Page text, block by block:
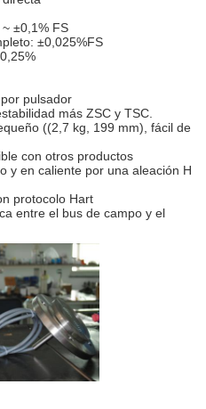
±0,1% FS
±0,025%FS
pulsador
más ZSC y TSC.
((2,7 kg, 199 mm), fácil de
con otros productos
y en caliente por una aleación H
protocolo Hart
entre el bus de campo y el